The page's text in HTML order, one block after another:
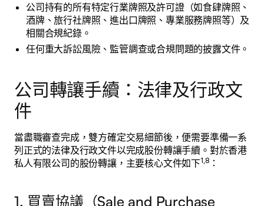
公司持有的所有特定行業牌照及許可證（如食肆牌照、
酒牌、旅行社牌照、進出口牌照、專業服務牌照等）及
相關合規紀錄。
任何重大訴訟風險、監管調查或合規問題的披露文件。
公司轉讓手續：法律及行政文
件
當盡職審查完成，雙方確定交易細節後，便需要準備一系
列正式的法律及行政文件以完成股份轉讓手續。對於香港
私人有限公司的股份轉讓，主要核心文件如下1,8 ：
1. 買賣協議（Sale and Purchase